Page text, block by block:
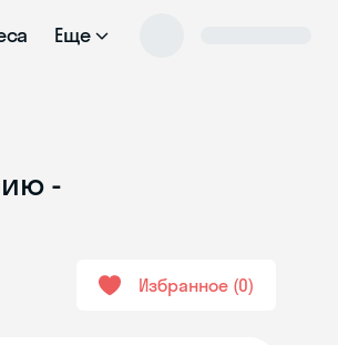
Еще
-
Избранное 0